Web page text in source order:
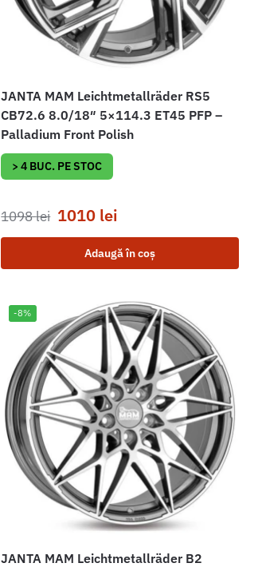
JANTA MAM Leichtmetallräder RS5
CB72.6 8.0/18″ 5×114.3 ET45 PFP –
Palladium Front Polish
> 4 BUC. PE STOC
1098lei 1010 lei
Adaugă în coș
-8%
JANTA MAM Leichtmetallräder B2